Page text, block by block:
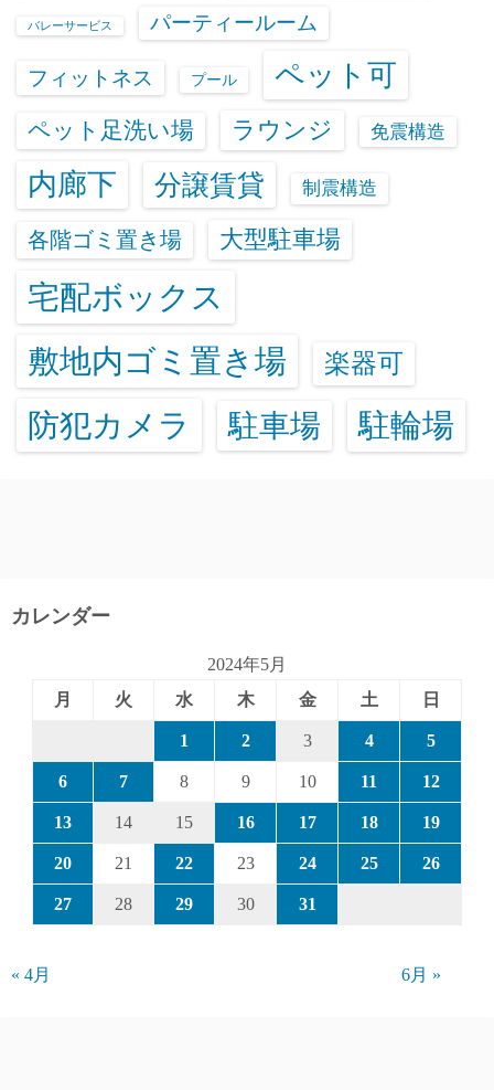
バレーサービス パーティールーム
フィットネス プール ペット可
ペット足洗い場 ラウンジ 免震構造
内廊下 分譲賃貸 制震構造
各階ゴミ置き場 大型駐車場
宅配ボックス
敷地内ゴミ置き場
楽器可
防犯カメラ 駐車場 駐輪場
カレンダー
2024年5月
月
火 水 木 金 土 日
1 2 3 4 5
6 7 8 9 10 11 12
13 14 15 16 17 18 19
20 21 22 23 24 25 26
27 28 29 30 31
« 4月 6月 »